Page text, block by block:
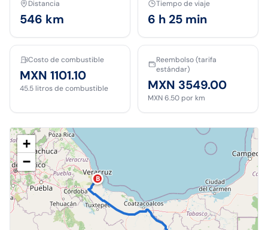
Distancia
546 km
Tiempo de viaje
6 h 25 min
Costo de combustible
MXN 1101.10
45.5 litros de combustible
Reembolso (tarifa
estándar)
MXN 3549.00
MXN 6.50 por km
B
+
−